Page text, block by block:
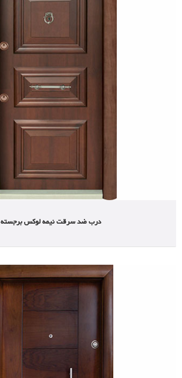
مشاهده محصولات
درب ضد سرقت نیمه لوکس برجسته